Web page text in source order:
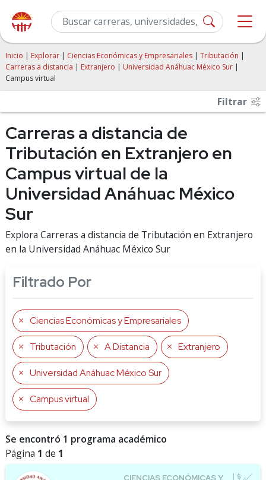
Inicio | Explorar | Ciencias Económicas y Empresariales | Tributación |
Carreras a distancia | Extranjero | Universidad Anáhuac México Sur |
Campus virtual
Filtrar
Carreras a distancia de
Tributación en Extranjero en
Campus virtual de la
Universidad Anáhuac México
Sur
Explora Carreras a distancia de Tributación en Extranjero
en la Universidad Anáhuac México Sur
Filtrado Por
Ciencias Económicas y Empresariales
Tributación A Distancia Extranjero
Universidad Anáhuac México Sur
Campus virtual
Se encontró 1 programa académico
Página 1 de 1